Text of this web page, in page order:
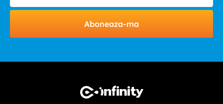
Aboneaza-ma